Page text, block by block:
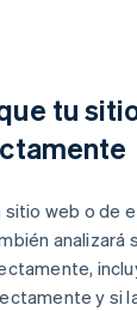
tu
web o de
analizará
y si